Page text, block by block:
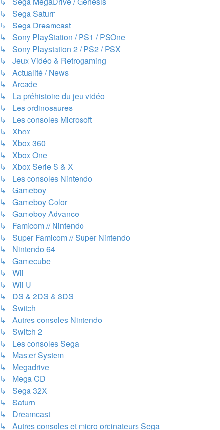
↳ Sega Saturn
↳ Sega Dreamcast
↳ Sony PlayStation / PS1 / PSOne
↳ Sony Playstation 2 / PS2 / PSX
↳ Jeux Vidéo & Retrogaming
↳ Actualité / News
↳ Arcade
↳ La préhistoire du jeu vidéo
↳ Les ordinosaures
↳ Les consoles Microsoft
↳ Xbox
↳ Xbox 360
↳ Xbox One
↳ Xbox Serie S & X
↳ Les consoles Nintendo
↳ Gameboy
↳ Gameboy Color
↳ Gameboy Advance
↳ Famicom // Nintendo
↳ Super Famicom // Super Nintendo
↳ Nintendo 64
↳ Gamecube
↳ Wii
↳ Wii U
↳ DS & 2DS & 3DS
↳ Switch
↳ Autres consoles Nintendo
↳ Switch 2
↳ Les consoles Sega
↳ Master System
↳ Megadrive
↳ Mega CD
↳ Sega 32X
↳ Saturn
↳ Dreamcast
↳ Autres consoles et micro ordinateurs Sega